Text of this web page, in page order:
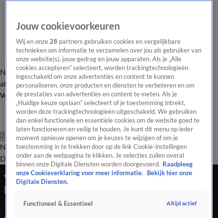
Nieuws van de DagOpinie van de Dag Onze categorieën Laatste
afleveringVideo's Nieuws van de Dag Podcast
Volg Nieuws van de Dag
Zoeken
Nieuws van de DagOpinie van de
Dag
Video'sUitzendingen PodcastPanelContact
Vredesonderhandelingen: geen NAVO-
lidmaatschap voor Oekraïne
15 dec 2025, 18:52
Jouw cookievoorkeuren
Wij en onze28 partners gebruiken cookies en vergelijkbare
technieken om informatie te verzamelen over jou als gebruiker van
onze website(s), jouw gedrag en jouw apparaten. Als je „Alle
cookies accepteren” selecteert, worden trackingtechnologieën
ingeschakeld om onze advertenties en content te kunnen
personaliseren, onze producten en diensten te verbeteren en om
de prestaties van advertenties en content te meten. Als je
„Huidige keuze opslaan” selecteert of je toestemming intrekt,
worden deze trackingtechnologieën uitgeschakeld. We gebruiken
dan enkel functionele en essentiële cookies om de website goed te
laten functioneren en veilig te houden. Je kunt dit menu op ieder
moment opnieuw openen om je keuzes te wijzigen of om je
toestemming in te trekken door op de link Cookie-instellingen
onder aan de webpagina te klikken. Je selecties zullen overal
binnen onze Digitale Diensten worden doorgevoerd. Raadpleeg
onze Cookieverklaring voor meer informatie.
Bekijk hier onze
Digitale Diensten.
Functioneel & Essentieel Altijd actief